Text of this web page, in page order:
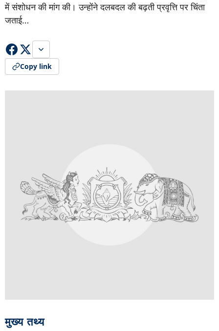
में संशोधन की मांग की। उन्होंने दलबदल की बढ़ती प्रवृत्ति पर चिंता
जताई…
Copy link
मुख्य तथ्य